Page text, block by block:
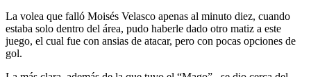
La volea que falló Moisés Velasco apenas al minuto diez, cuando
estaba solo dentro del área, pudo haberle dado otro matiz a este
juego, el cual fue con ansias de atacar, pero con pocas opciones de
gol.